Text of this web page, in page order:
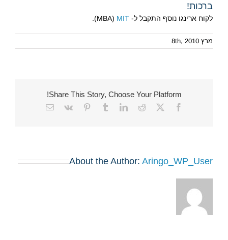
ברכות!
לקוח ארינגו נוסף התקבל ל- MBA) MIT
).
מרץ 8th, 2010
Share This Story, Choose Your Platform!
Facebook
X
Reddit
LinkedIn
Tumblr
Pinterest
Vk
Email
About the Author: Aringo_WP_User